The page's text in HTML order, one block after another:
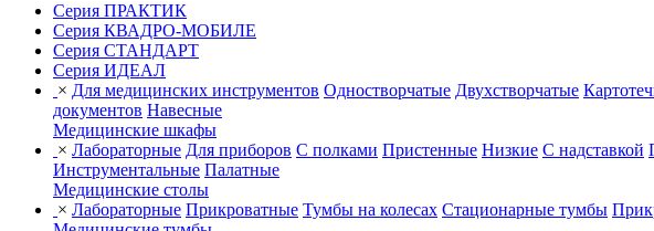
Серия ПРАКТИК
Серия КВАДРО-МОБИЛЕ
Серия СТАНДАРТ
Серия ИДЕАЛ
× Для медицинских инструментов Одностворчатые Двухстворчатые
документов Навесные
Медицинские шкафы
× Лабораторные Для приборов С полками Пристенные Низкие С надставкой
Инструментальные Палатные
Медицинские столы
× Лабораторные Прикроватные Тумбы на колесах Стационарные тумбы